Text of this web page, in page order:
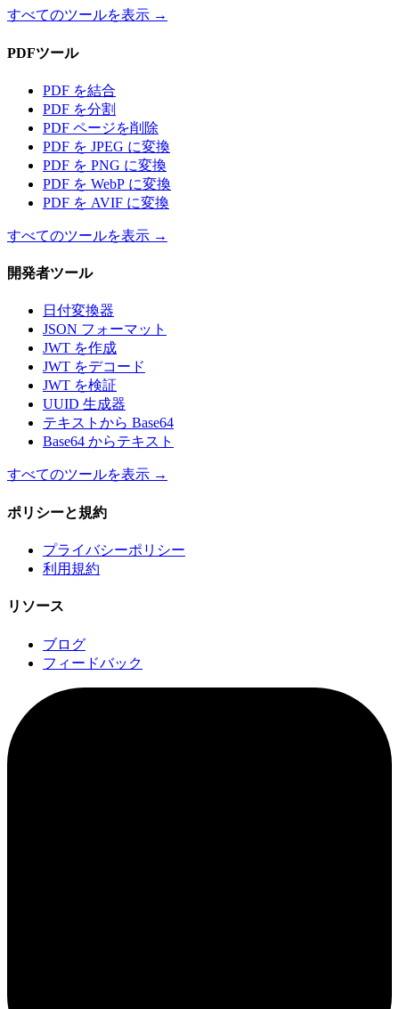
すべてのツールを表示 →
PDFツール
PDF を結合
PDF を分割
PDF ページを削除
PDF を JPEG に変換
PDF を PNG に変換
PDF を WebP に変換
PDF を AVIF に変換
すべてのツールを表示 →
開発者ツール
日付変換器
JSON フォーマット
JWT を作成
JWT をデコード
JWT を検証
UUID 生成器
テキストから Base64
Base64 からテキスト
すべてのツールを表示 →
ポリシーと規約
プライバシーポリシー
利用規約
リソース
ブログ
フィードバック